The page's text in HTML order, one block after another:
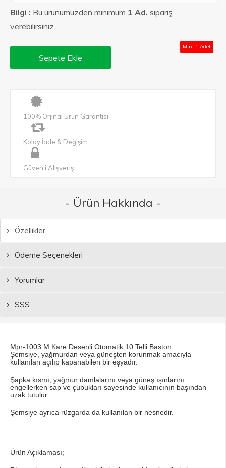
Bilgi : Bu ürünümüzden minimum 1 Ad. sipariş
verebilirsiniz.
Sepete Ekle
Min. 1 Adet
100% Orjinal Ürün Garantisi
Kolay İade & Değişim
Güvenli Alışveriş
- Ürün Hakkında -
Özellikler
Ödeme Seçenekleri
Yorumlar
SSS
Mpr-1003 M Kare Desenli Otomatik 10 Telli Baston
Şemsiye, yağmurdan veya güneşten korunmak amacıyla
kullanılan açılıp kapanabilen bir eşyadır.
Şapka kısmı, yağmur damlalarını veya güneş ışınlarını
engellerken sap ve çubukları sayesinde kullanıcının başından
uzak tutulur.
Şemsiye ayrıca rüzgarda da kullanılan bir nesnedir.
Ürün Açıklaması;